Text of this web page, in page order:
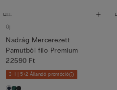
Új
Nadrág Mercerezett
Pamutból filo Premium
22590 Ft
3+1 | 5+2 Állandó promóció